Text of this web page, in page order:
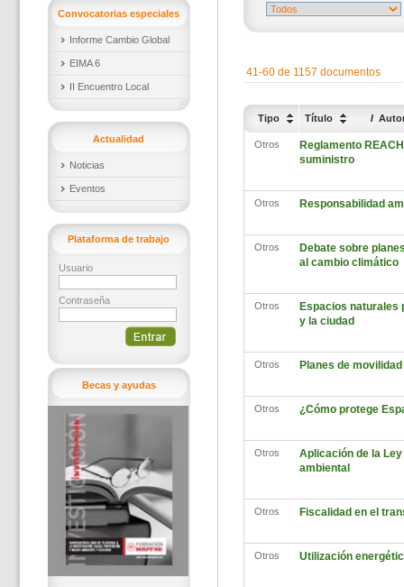
Convocatorias especiales
Informe Cambio Global
EIMA 6
II Encuentro Local
Actualidad
Noticias
Eventos
Plataforma de trabajo
Usuario
Contraseña
Becas y ayudas
41-60 de 1157 documentos
Tipo Título /
Otros
Reglamento
suministro
Otros Responsabilidad
Otros
Debate sobre
al cambio climático
Otros
Espacios naturales
y la ciudad
Otros Planes de
Otros ¿Cómo protege
Otros
Aplicación de la
ambiental
Otros Fiscalidad en el
Otros Utilización